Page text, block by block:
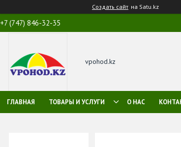
Создать сайт на Satu.kz
+7 (747) 846-32-35
vpohod.kz
ГЛАВНАЯ ТОВАРЫ И УСЛУГИ О НАС